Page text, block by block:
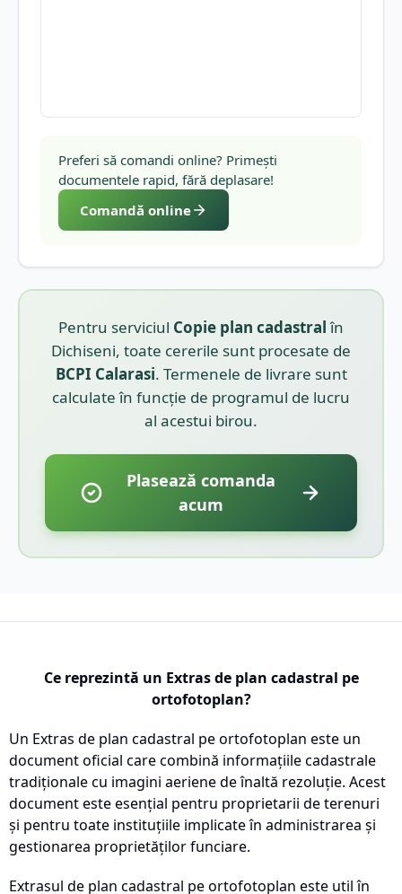
Preferi să comandi online? Primești
documentele rapid, fără deplasare!
Comandă online
Pentru serviciul Copie plan cadastralîn
Dichiseni, toate cererile sunt procesate de
BCPI Calarasi. Termenele de livrare sunt
calculate în funcție de programul de lucru
al acestui birou.
Plasează comanda
acum
Ce reprezintă un Extras de plan cadastral pe
ortofotoplan?
Un Extras de plan cadastral pe ortofotoplan este un
document oficial care combină informațiile cadastrale
tradiționale cu imagini aeriene de înaltă rezoluție. Acest
document este esențial pentru proprietarii de terenuri
și pentru toate instituțiile implicate în administrarea și
gestionarea proprietăților funciare.
Extrasul de plan cadastral pe ortofotoplan este util în